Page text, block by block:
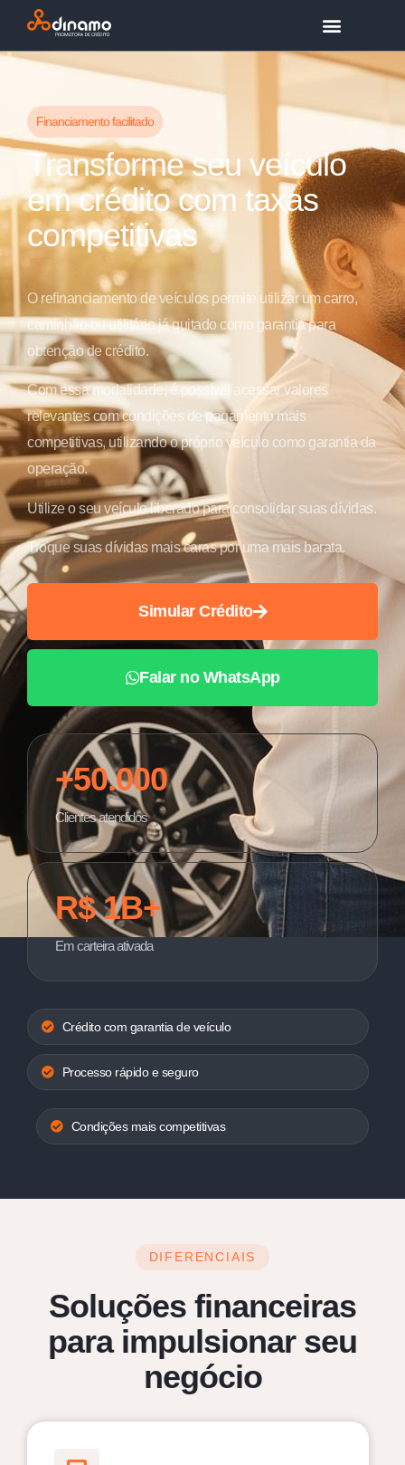
Financiamento facilitado
Transforme seu veículo
em crédito com taxas
competitivas
O refinanciamento de veículos permite utilizar um carro,
caminhão ou utilitário já quitado como garantia para
obtenção de crédito.
Com essa modalidade, é possível acessar valores
relevantes com condições de pagamento mais
competitivas, utilizando o próprio veículo como garantia da
operação.
Utilize o seu veículo liberado para consolidar suas dívidas.
Troque suas dívidas mais caras por uma mais barata.
Simular Crédito
Falar no WhatsApp
+50.000
Clientes atendidos
R$ 1B+
Em carteira ativada
Crédito com garantia de veículo
Processo rápido e seguro
Condições mais competitivas
DIFERENCIAIS
Soluções financeiras
para impulsionar seu
negócio